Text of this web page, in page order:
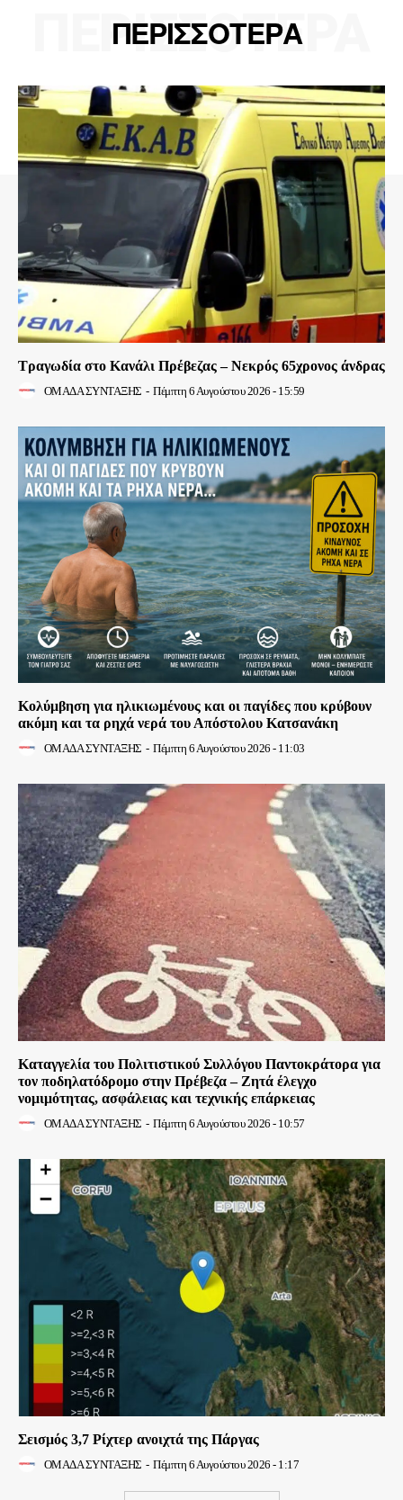
ΠΕΡΙΣΣΟΤΕΡΑ
ΠΕΡΙΣΣΟΤΕΡΑ
Τραγωδία στο Κανάλι Πρέβεζας – Νεκρός 65χρονος άνδρας
ΟΜΑΔΑ ΣΥΝΤΑΞΗΣ - Πέμπτη 6 Αυγούστου 2026 - 15:59
Κολύμβηση για ηλικιωμένους και οι παγίδες που κρύβουν
ακόμη και τα ρηχά νερά του Απόστολου Κατσανάκη
ΟΜΑΔΑ ΣΥΝΤΑΞΗΣ - Πέμπτη 6 Αυγούστου 2026 - 11:03
Καταγγελία του Πολιτιστικού Συλλόγου Παντοκράτορα για
τον ποδηλατόδρομο στην Πρέβεζα – Ζητά έλεγχο
νομιμότητας, ασφάλειας και τεχνικής επάρκειας
ΟΜΑΔΑ ΣΥΝΤΑΞΗΣ - Πέμπτη 6 Αυγούστου 2026 - 10:57
Σεισμός 3,7 Ρίχτερ ανοιχτά της Πάργας
ΟΜΑΔΑ ΣΥΝΤΑΞΗΣ - Πέμπτη 6 Αυγούστου 2026 - 1:17